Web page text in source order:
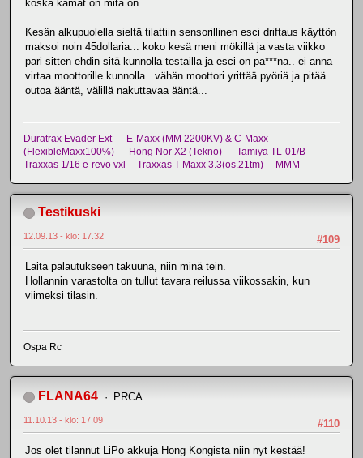
koska kamat on mitä on...
Kesän alkupuolella sieltä tilattiin sensorillinen esci driftaus käyttön
maksoi noin 45dollaria... koko kesä meni mökillä ja vasta viikko
pari sitten ehdin sitä kunnolla testailla ja esci on pa***na.. ei anna
virtaa moottorille kunnolla.. vähän moottori yrittää pyöriä ja pitää
outoa ääntä, välillä nakuttavaa ääntä...
Duratrax Evader Ext --- E-Maxx (MM 2200KV) & C-Maxx
(FlexibleMaxx100%) --- Hong Nor X2 (Tekno) --- Tamiya TL-01/B ---
Traxxas 1/16 e-revo vxl -- Traxxas T-Maxx 3.3(os.21tm) ---MMM
Testikuski
#109
12.09.13 - klo: 17.32
Laita palautukseen takuuna, niin minä tein.
Hollannin varastolta on tullut tavara reilussa viikossakin, kun
viimeksi tilasin.
Ospa Rc
FLANA64 PRCA
#110
11.10.13 - klo: 17.09
Jos olet tilannut LiPo akkuja Hong Kongista niin nyt kestää!